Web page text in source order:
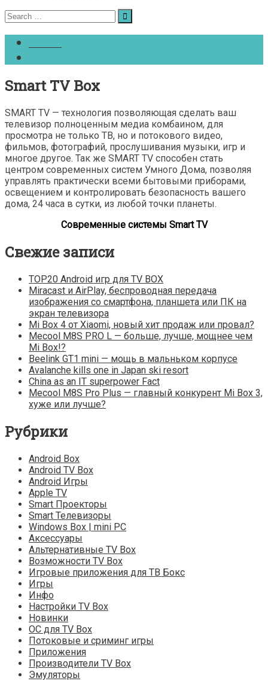
Search
for:
Smart TV Box
SMART TV — технология позволяющая сделать ваш
телевизор полноценным медиа комбаином, для
просмотра не только ТВ, но и потокового видео,
фильмов, фотографий, прослушивания музыки, игр и
многое другое. Так же SMART TV способен стать
центром современных систем Умного Дома, позволяя
управлять практически всеми бытовыми приборами,
освещением и контролировать безопасность вашего
дома, 24 часа в сутки, из любой точки планеты.
Современные системы Smart TV
Свежие записи
TOP20 Android игр для TV BOX
Miracast и AirPlay, беспроводная передача
изображения со смартфона, планшета или ПК на
экран телевизора
Mi Box 4 от Xiaomi, новый хит продаж или провал?
Mecool M8S PRO L — больше, лучше, мощнее чем
Mi Box!?
Beelink GT1 mini — мощь в мальньком корпусе
Avalanche kills one in Japan ski resort
China as an IT superpower Fact
Mecool M8S Pro Plus — главный конкурент Mi Box 3,
хуже или лучше?
Рубрики
Android Box
Android TV Box
Android Игры
Apple TV
Smart Проекторы
Smart Телевизоры
Windows Box | mini PC
Аксессуары
Альтернативные TV Box
Возможности TV Box
Игровые приложения для ТВ Бокс
Игры
Инфо
Настройки TV Box
Новинки
ОС для TV Box
Потоковые и сриминг игры
Приложения
Производители TV Box
Эмуляторы